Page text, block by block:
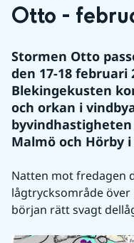
Otto -
Stormen Otto
den 17-18 februari
Blekingekusten
och orkan i
Malmö och Hörby i
Natten mot fredagen
lågtrycksområde
början rätt svagt